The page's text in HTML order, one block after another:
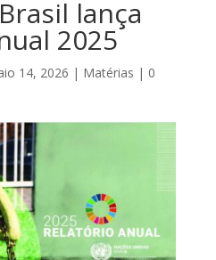
lança
2025
14, 2026 | Matérias | 0